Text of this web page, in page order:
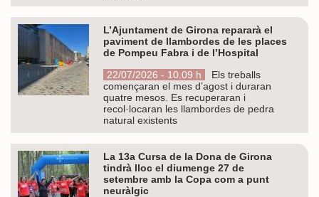
L’Ajuntament de Girona repararà el
paviment de llambordes de les places
de Pompeu Fabra i de l’Hospital
22/07/2026 - 10.09 h
Els treballs
començaran el mes d’agost i duraran
quatre mesos. Es recuperaran i
recol·locaran les llambordes de pedra
natural existents
La 13a Cursa de la Dona de Girona
tindrà lloc el diumenge 27 de
setembre amb la Copa com a punt
neuràlgic